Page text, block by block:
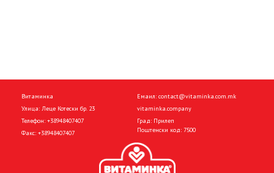
Витаминка
Улица: Леце Котески бр. 23
Телефон: +38948407407
Факс: +38948407407
Емаил: contact@vitaminka.com.mk
vitaminka.company
Град: Прилеп
Поштенски код: 7500